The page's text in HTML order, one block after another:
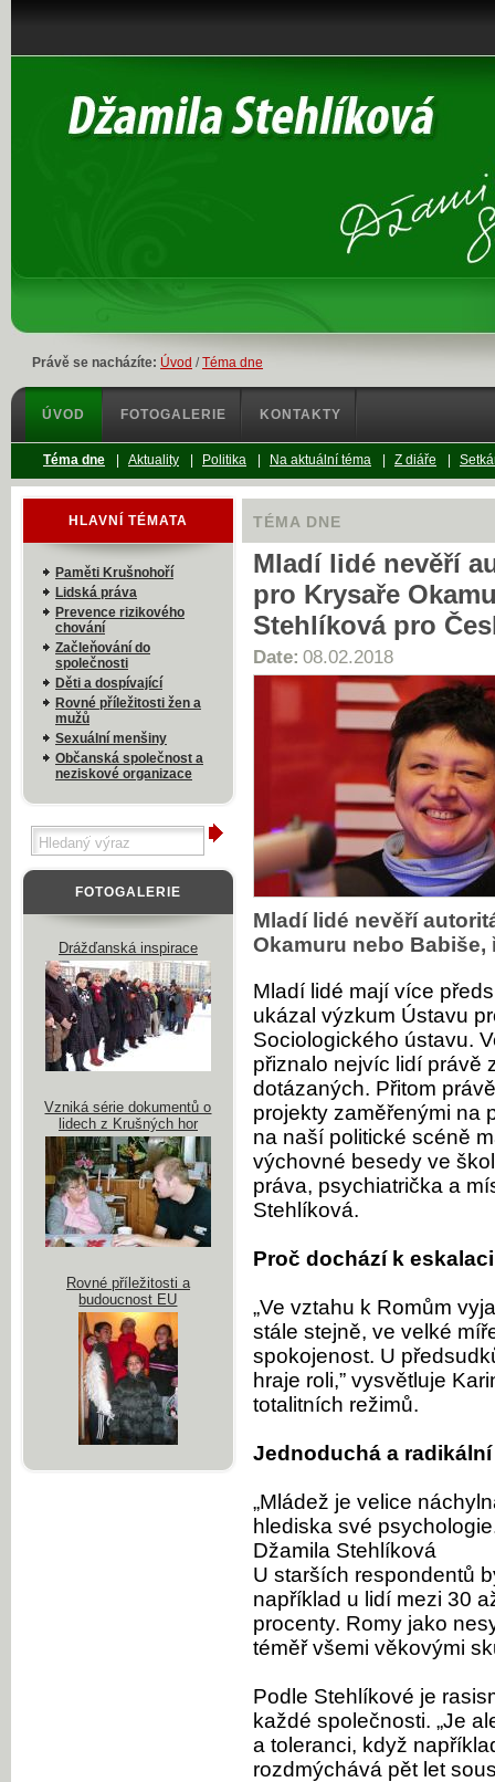
Právě se nacházíte: Úvod /Téma dne
TÉMA DNE
Mladí lidé nevěří
pro Krysaře
Stehlíková pro
Date: 08.02.2018
Mladí lidé nevěří
Okamuru nebo Babiše,
Mladí lidé mají více
ukázal výzkum Ústavu
Sociologického ústavu.
přiznalo nejvíc lidí právě
dotázaných. Přitom
projekty zaměřenými na
na naší politické scéně
výchovné besedy ve
práva, psychiatrička a
Stehlíková.
Proč dochází k
„Ve vztahu k Romům
stále stejně, ve velké
spokojenost. U
hraje roli,” vysvětluje
totalitních režimů.
Jednoduchá a
„Mládež je velice
hlediska své
Džamila Stehlíková
U starších respondentů
například u lidí mezi 30
procenty. Romy jako
téměř všemi věkovými
Podle Stehlíkové je
každé společnosti. „Je
a toleranci, když
rozdmýchává pět let
HLAVNÍ TÉMATA
Paměti Krušnohoří
Lidská práva
Prevence rizikového
chování
Začleňování do
společnosti
Děti a dospívající
Rovné příležitosti žen a
mužů
Sexuální menšiny
Občanská společnost a
neziskové organizace
FOTOGALERIE
Drážďanská inspirace
Vzniká série dokumentů o
lidech z Krušných hor
Rovné příležitosti a
budoucnost EU
ÚVOD FOTOGALERIE KONTAKTY
Téma dne Aktuality Politika Na aktuální téma Z diáře